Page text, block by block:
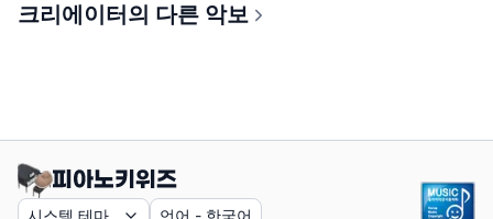
크리에이터의 다른 악보
시스템 테마 언어 - 한국어